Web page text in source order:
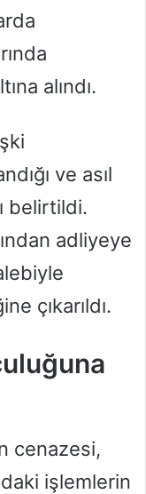
alındı.
ve asıl
belirtildi.
adliyeye
çıkarıldı.
cenazesi,
işlemlerin